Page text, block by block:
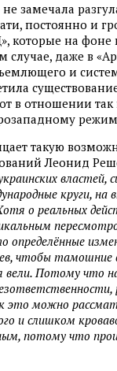
замечала
постоянно и
которые на
даже в
и
в отношении
такую
Леонид
властей,
круги, на
о реальных
определённые
чтобы тамошние
вели. Потому что
это можно
и слишком
потому что